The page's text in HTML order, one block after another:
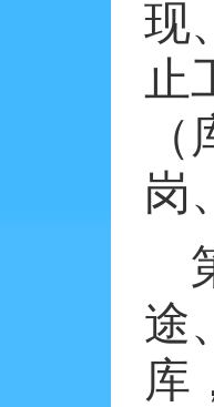
现
止
岗
途
库